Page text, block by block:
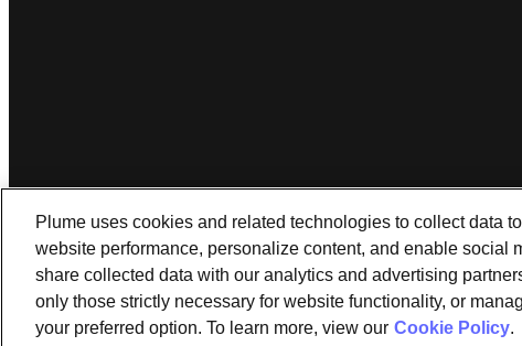
instagram
linkedin
Plume uses cookies and related technologies to collect data
website performance, personalize content, and enable social
share collected data with our analytics and advertising
only those strictly necessary for website functionality, or
your preferred option. To learn more, view our Cookie Policy.